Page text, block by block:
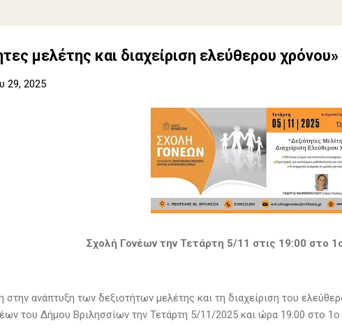
μελέτης και διαχείριση ελεύθερου χρόνου»
29, 2025
Σχολή Γονέων την Τετάρτη 5/11 στις 19:00 στο
ανάπτυξη των δεξιοτήτων μελέτης και τη διαχείριση του
του Δήμου Βριλησσίων την Τετάρτη 5/11/2025 και ώρα 19:00 στο